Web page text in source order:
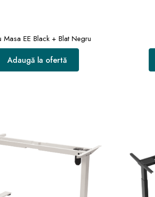
Masa EE Black + Blat Negru
Adaugă la ofertă